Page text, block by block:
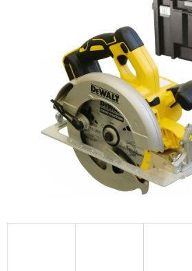
hvězdiček.